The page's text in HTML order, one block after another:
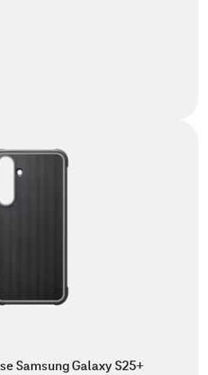
Samsung Galaxy S25+